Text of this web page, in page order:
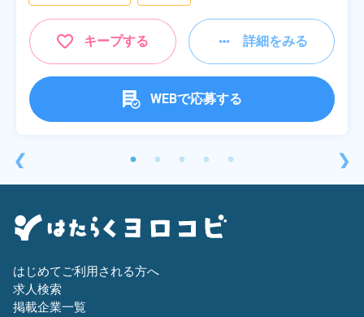
❮
キープする 詳細をみる
WEBで応募する
❯
はじめてご利用される方へ
求人検索
掲載企業一覧